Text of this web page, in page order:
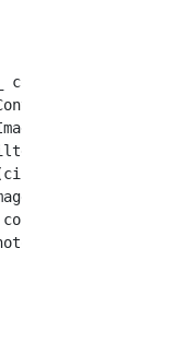
collectionView:
forKey:
=
=